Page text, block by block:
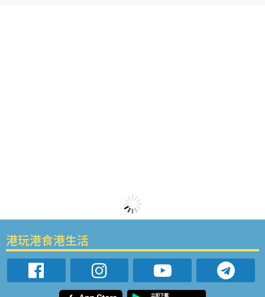
港玩港食港生活